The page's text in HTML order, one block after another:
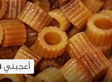
أعجبني